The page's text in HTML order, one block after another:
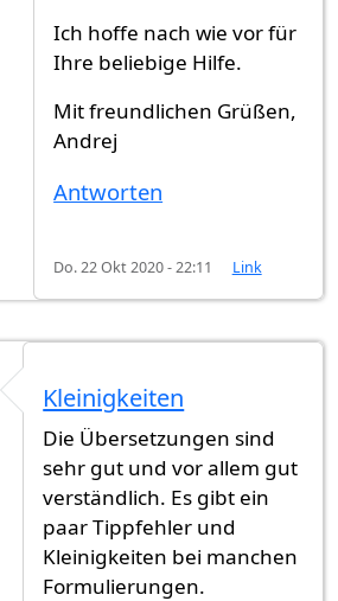
Ich hoffe nach wie vor für
Ihre beliebige Hilfe.
Mit freundlichen Grüßen,
Andrej
Antworten
Do. 22 Okt 2020 - 22:11 Link
Danke für die Idee. Meine…von
Kleinigkeiten
Die Übersetzungen sind
sehr gut und vor allem gut
verständlich. Es gibt ein
paar Tippfehler und
Kleinigkeiten bei manchen
Formulierungen.